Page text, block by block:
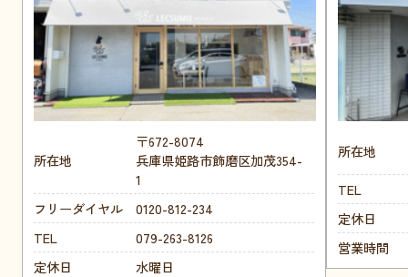
所在地
〒672-8074
兵庫県姫路市飾磨区加茂354-
1
フリーダイヤル
0120-812-234
TEL
079-263-8126
定休日
水曜日
所在地
TEL
定休日
営業時間